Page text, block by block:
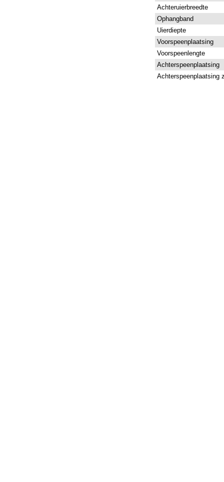
Achteruierbreedte
Ophangband
Uierdiepte
Voorspeenplaatsing
Voorspeenlengte
Achterspeenplaatsing
Achterspeenplaatsing